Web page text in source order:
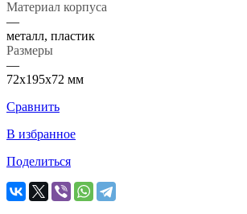
Материал корпуса
—
металл, пластик
Размеры
—
72х195х72 мм
Сравнить
В избранное
Поделиться